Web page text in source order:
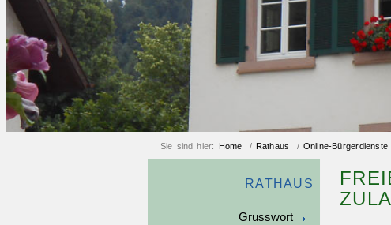
Sie sind hier: Home / Rathaus / Online-Bürgerdienste
RATHAUS
Grusswort